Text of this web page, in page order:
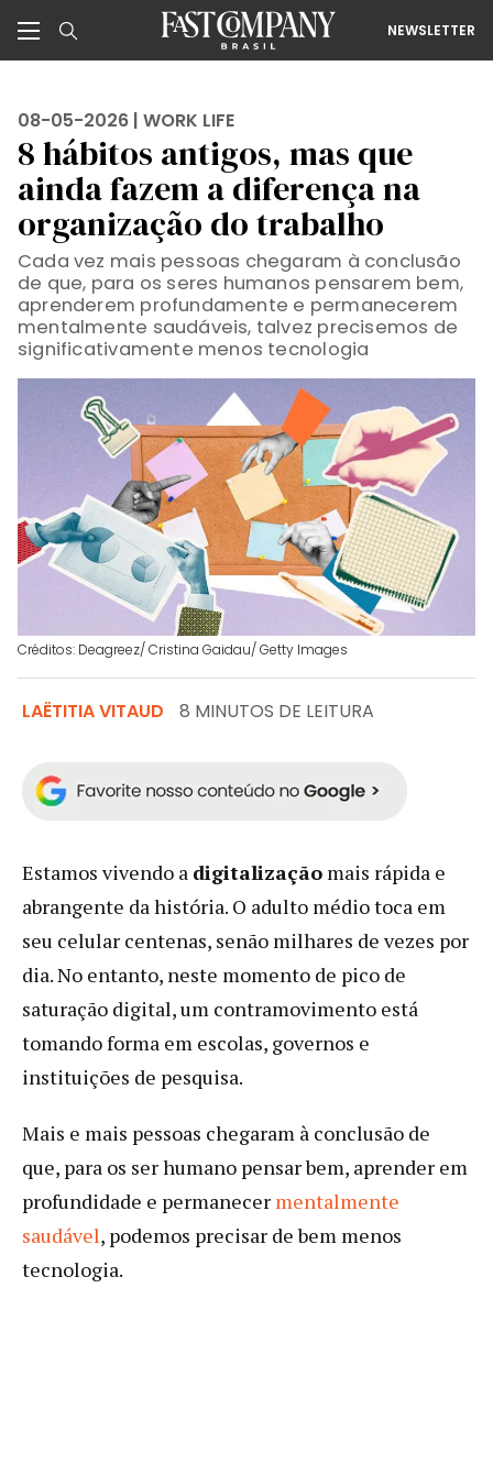
NEWSLETTER
08-05-2026 | WORK LIFE
8 hábitos antigos, mas que
ainda fazem a diferença na
organização do trabalho
Cada vez mais pessoas chegaram à conclusão
de que, para os seres humanos pensarem bem,
aprenderem profundamente e permanecerem
mentalmente saudáveis, talvez precisemos de
significativamente menos tecnologia
Créditos: Deagreez/ Cristina Gaidau/ Getty Images
LAËTITIA VITAUD 8 MINUTOS DE LEITURA
Estamos vivendo a digitalização mais rápida e
abrangente da história. O adulto médio toca em
seu celular centenas, senão milhares de vezes por
dia. No entanto, neste momento de pico de
saturação digital, um contramovimento está
tomando forma em escolas, governos e
instituições de pesquisa.
Mais e mais pessoas chegaram à conclusão de
que, para os ser humano pensar bem, aprender em
profundidade e permanecer mentalmente
saudável, podemos precisar de bem menos
tecnologia.